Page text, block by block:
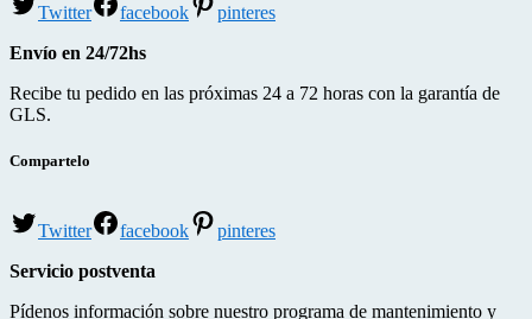
Twitter facebook
pinteres
Envío en 24/72hs
Recibe tu pedido en las próximas 24 a 72 horas con la garantía de
GLS.
Compartelo
Twitter facebook
pinteres
Servicio postventa
Pídenos información sobre nuestro programa de mantenimiento y